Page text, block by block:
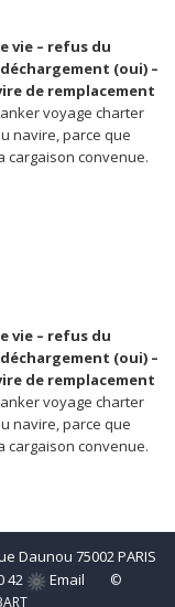
vie – refus du
(oui) –
de remplacement
voyage charter
navire, parce que
cargaison convenue.
vie – refus du
(oui) –
de remplacement
voyage charter
navire, parce que
cargaison convenue.
Daunou 75002 PARIS
42 Email
©